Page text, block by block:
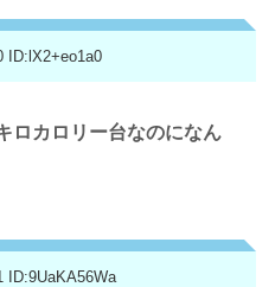
ID:lX2+eo1a0
ロカロリー台なのになん
ID:9UaKA56Wa